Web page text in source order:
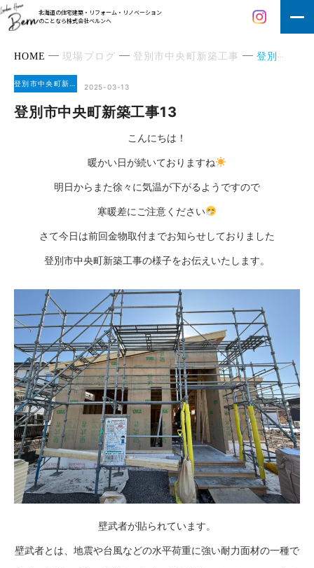
北海道の住宅建築・リフォーム・リノベーション
のことなら株式会社ベルンへ
HOME 現場ブログ 登別市中央町新築工事 登別市中央町新築工事13
登別市中央町新築工事 2025-03-13
登別市中央町新築工事13
こんにちは！
暖かい日が続いておりますね
明日からまた徐々に気温が下がるようですので
寒暖差にご注意ください
さて今日は前回金物取付までお知らせしておりました
登別市中央町新築工事の様子をお伝えいたします。
壁武者が貼られています。
壁武者とは、地震や台風などの水平荷重に強い耐力面材の一種で